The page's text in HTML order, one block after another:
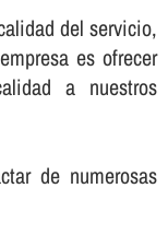
del servicio,
es ofrecer
a nuestros
de numerosas